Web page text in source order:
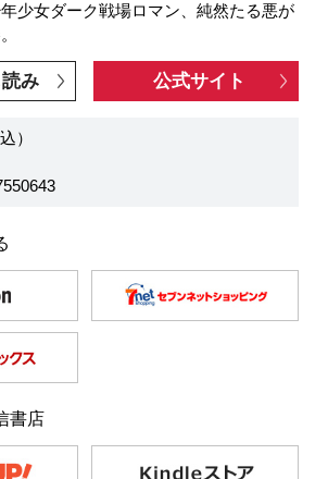
少女ダーク戦場ロマン、純然たる悪が
み 公式サイト
込）
書店